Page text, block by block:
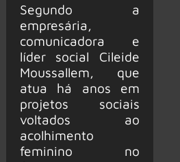
Segundo a
empresária,
comunicadora e
líder social Cileide
Moussallem, que
atua há anos em
projetos sociais
voltados ao
acolhimento
feminino no